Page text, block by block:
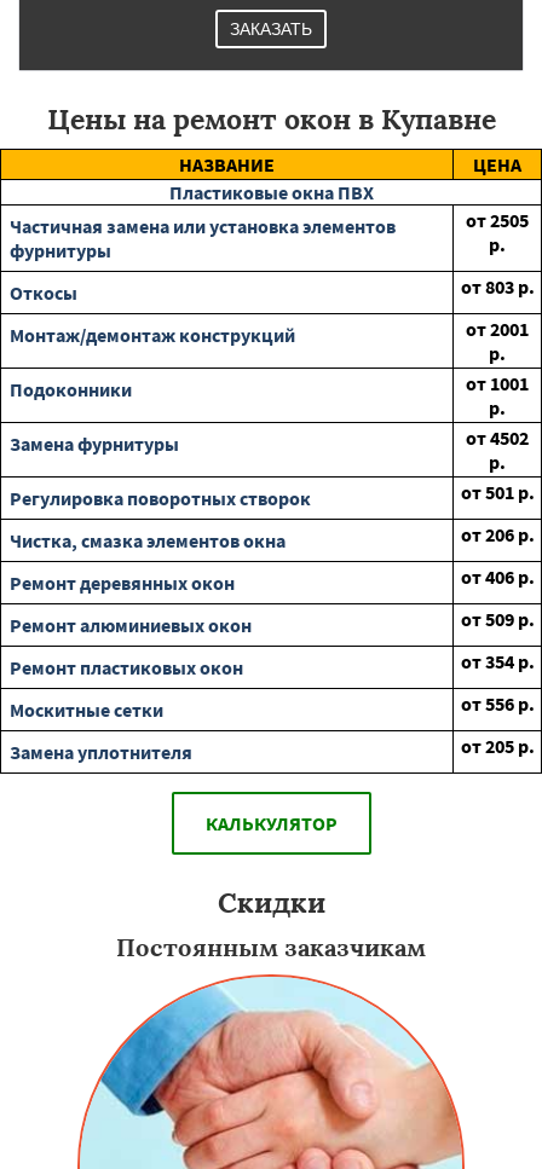
ЗАКАЗАТЬ
Цены на ремонт окон в Купавне
НАЗВАНИЕ
ЦЕНА
Пластиковые окна ПВХ
Частичная замена или установка элементов
фурнитуры
от2505
р.
Откосы
от803р.
Монтаж/демонтаж конструкций
от2001
р.
Подоконники
от 1001
р.
Замена фурнитуры
от4502
р.
Регулировка поворотных створок
от501р.
Чистка, смазка элементов окна
от206р.
Ремонт деревянных окон
от406р.
Ремонт алюминиевых окон
от509р.
Ремонт пластиковых окон
от354р.
Москитные сетки
от556р.
Замена уплотнителя
от205р.
КАЛЬКУЛЯТОР
Скидки
Постоянным заказчикам